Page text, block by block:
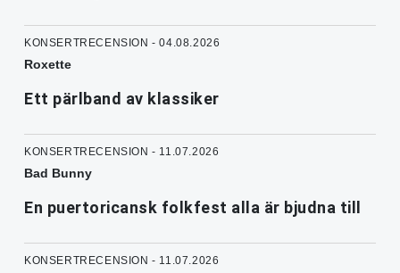
KONSERTRECENSION - 04.08.2026
Roxette
Ett pärlband av klassiker
KONSERTRECENSION - 11.07.2026
Bad Bunny
En puertoricansk folkfest alla är bjudna till
KONSERTRECENSION - 11.07.2026